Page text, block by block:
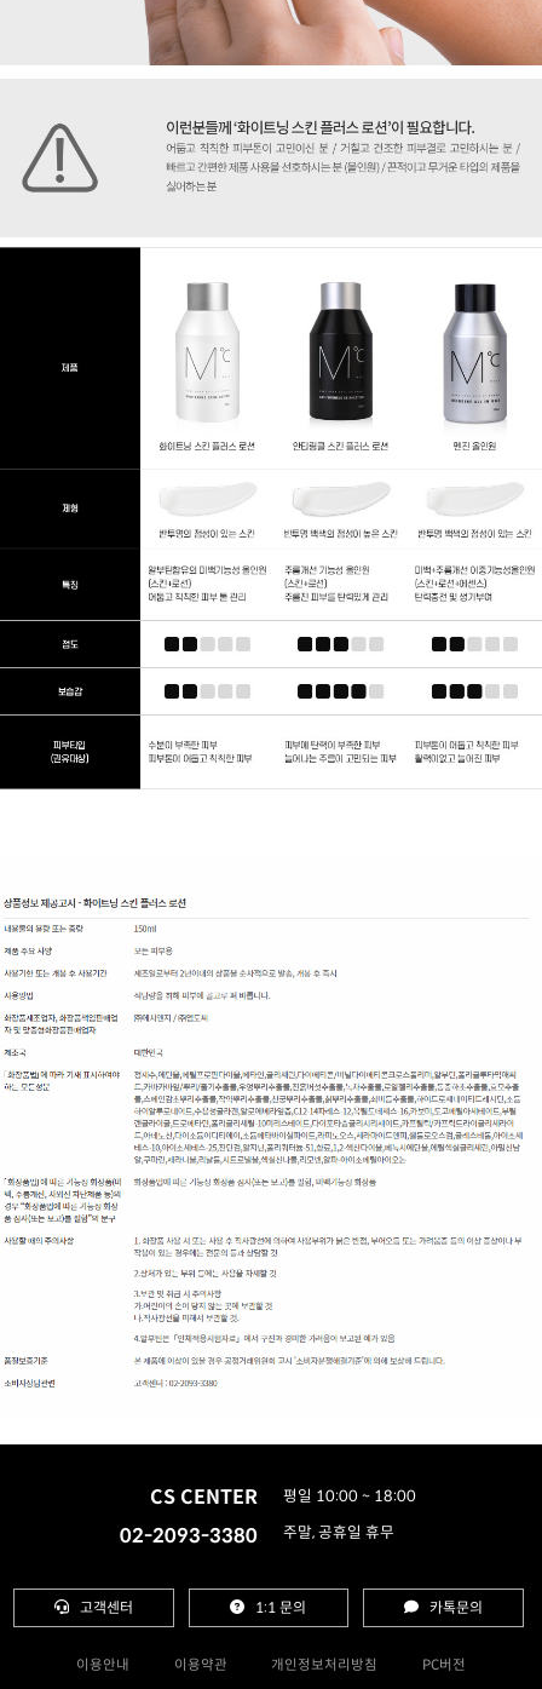
CS CENTER
02-2093-3380
평일 10:00 ~ 18:00
주말, 공휴일 휴무
고객센터 1:1 문의 카톡문의
이용안내 이용약관 개인정보처리방침 PC버전